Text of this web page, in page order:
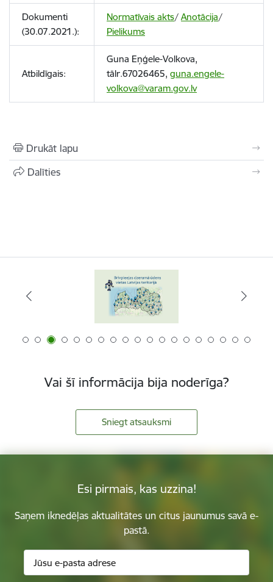
Dokumenti
(30.07.2021.):
Normatīvais akts/ Anotācija/
Pielikums
Atbildīgais:
Guna Eņģele-Volkova,
tālr.67026465, guna.engele-
volkova@varam.gov.lv
Drukāt lapu
Dalīties
Vai šī informācija bija noderīga?
Sniegt atsauksmi
Esi pirmais, kas uzzina!
Saņem iknedēļas aktualitātes un citus jaunumus savā e-
pastā.